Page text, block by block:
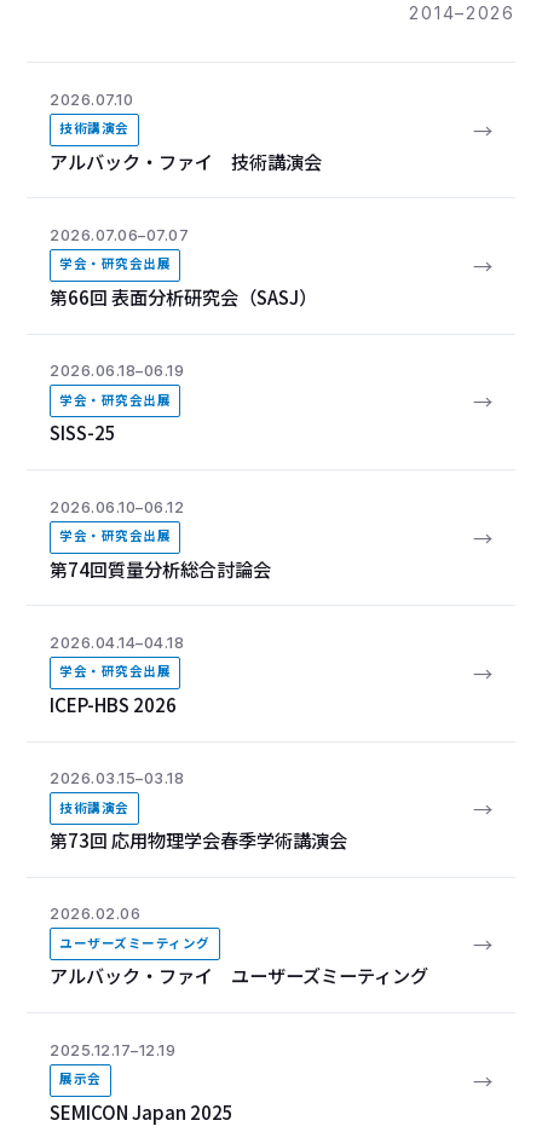
2014–2026
2026.07.10
技術講演会
アルバック・ファイ 技術講演会
→
2026.07.06–07.07
学会・研究会出展
第66回 表面分析研究会（SASJ）
→
2026.06.18–06.19
学会・研究会出展
SISS-25
→
2026.06.10–06.12
学会・研究会出展
第74回質量分析総合討論会
→
2026.04.14–04.18
学会・研究会出展
ICEP-HBS 2026
→
2026.03.15–03.18
技術講演会
第73回 応用物理学会春季学術講演会
→
2026.02.06
ユーザーズミーティング
アルバック・ファイ ユーザーズミーティング
→
2025.12.17–12.19
展示会
SEMICON Japan 2025
→